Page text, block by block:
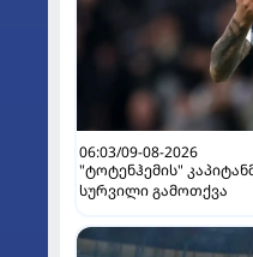
06:03/09-08-2026
"ტოტენჰემის"
სურვილი გამოთქვა